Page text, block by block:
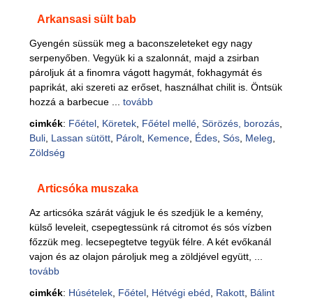
Arkansasi sült bab
Gyengén süssük meg a baconszeleteket egy nagy
serpenyőben. Vegyük ki a szalonnát, majd a zsirban
pároljuk át a finomra vágott hagymát, fokhagymát és
paprikát, aki szereti az erőset, használhat chilit is. Öntsük
hozzá a barbecue ... tovább
cimkék: Főétel, Köretek, Főétel mellé, Sörözés, borozás,
Buli, Lassan sütött, Párolt, Kemence, Édes, Sós, Meleg
Zöldség
Articsóka muszaka
Az articsóka szárát vágjuk le és szedjük le a kemény,
külső leveleit, csepegtessünk rá citromot és sós vízben
főzzük meg. lecsepegtetve tegyük félre. A két evőkanál
vajon és az olajon pároljuk meg a zöldjével együtt, ...
tovább
cimkék: Húsételek, Főétel, Hétvégi ebéd Rakott, Bálint